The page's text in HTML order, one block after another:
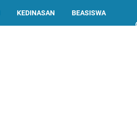
KEDINASAN BEASISWA